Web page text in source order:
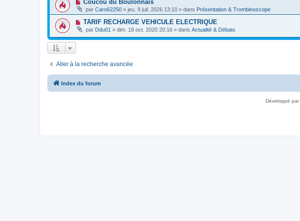
a
g
e
e
s
s
a
g
e
e
a
u
m
e
s
s
u
v
a
u
m
a
Coucou du Boulonnais
par Caro62250 » jeu. 9 juil. 2026 13:10 » dans Présentation & Trombinoscope
N
u
v
m
e
s
a
g
TARIF RECHARGE VEHICULE ELECTRIQUE
par Ddu01 » dim. 18 oct. 2020 20:16 » dans Actualité & Débats
Aller à la recherche avancée
Index du forum
Développé par